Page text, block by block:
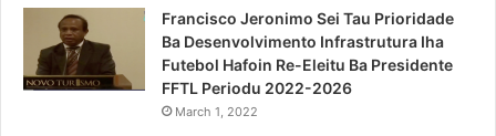
Francisco Jeronimo Sei Tau Prioridade
Ba Desenvolvimento Infrastrutura Iha
Futebol Hafoin Re-Eleitu Ba Presidente
FFTL Periodu 2022-2026
March 1, 2022